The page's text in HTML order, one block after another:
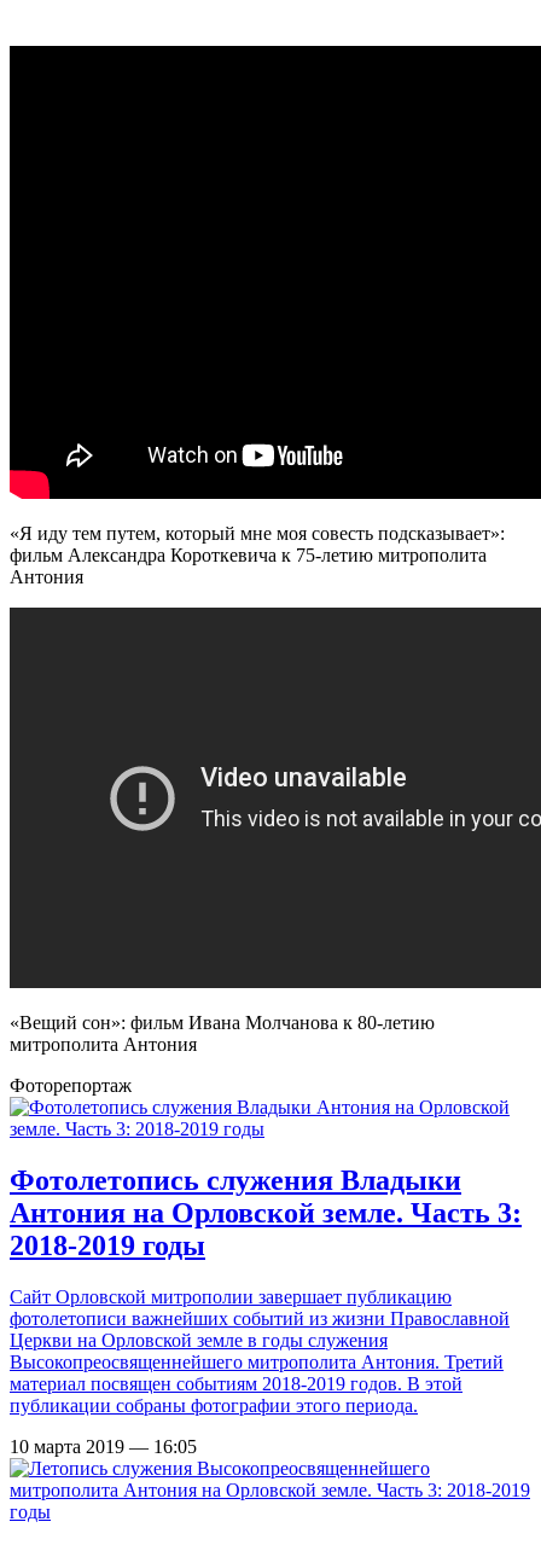
«Я иду тем путем, который мне моя совесть подсказывает»:
фильм Александра Короткевича к 75-летию митрополита
Антония
«Вещий сон»: фильм Ивана Молчанова к 80-летию
митрополита Антония
Фоторепортаж
Фотолетопись служения Владыки
Антония на Орловской земле. Часть 3:
2018-2019 годы
Сайт Орловской митрополии завершает публикацию
фотолетописи важнейших событий из жизни Православной
Церкви на Орловской земле в годы служения
Высокопреосвященнейшего митрополита Антония. Третий
материал посвящен событиям 2018-2019 годов. В этой
публикации собраны фотографии этого периода.
10 марта 2019 — 16:05